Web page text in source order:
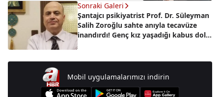
Sonraki Galeri
Şantajcı psikiyatrist Prof. Dr. Süleyman
Salih Zoroğlu sahte anıyla tecavüze
inandırdı! Genç kız yaşadığı kabus dolu
Mobil uygulamalarımızı indirin